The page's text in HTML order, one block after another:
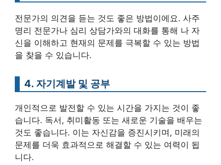
전문가의 의견을 듣는 것도 좋은 방법이에요. 사주
명리 전문가나 심리 상담가와의 대화를 통해 나 자
신을 이해하고 현재의 문제를 극복할 수 있는 방법
을 찾을 수 있습니다.
4. 자기계발 및 공부
개인적으로 발전할 수 있는 시간을 가지는 것이 좋
습니다. 독서, 취미활동 또는 새로운 기술을 배우는
것도 좋습니다. 이는 자신감을 증진시키며, 미래의
문제를 더욱 효과적으로 해결할 수 있는 여력이 됩
니다.